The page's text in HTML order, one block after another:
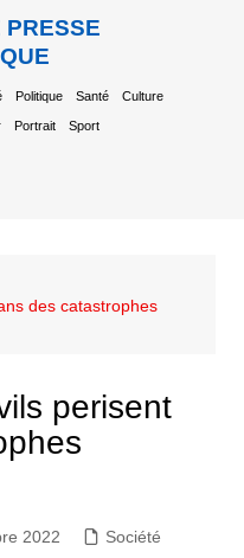
PRESSE
Politique Santé Culture
Portrait Sport
des catastrophes
perisent
2022 Société